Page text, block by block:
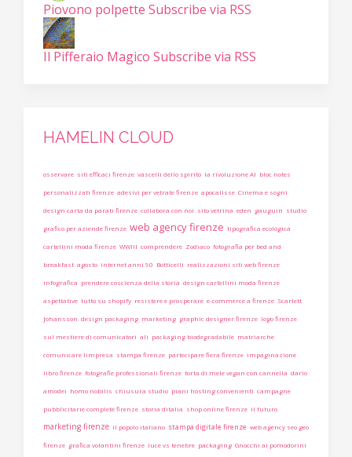
Piovono polpette Subscribe via RSS
Il Pifferaio Magico Subscribe via RSS
HAMELIN CLOUD
osservare siti efficaci firenze vascelli dello spirito la rivoluzione AI bloc notes
personalizzati firenze adesivi per vetrate firenze apocalisse Cinema e sogni
design carta da parati firenze collabora con noi sito vetrina eden gauguin studio
grafico per aziende firenze web agency firenze tipografica ecologica
cartellini moda firenze WWIII comprendere Zodiaco fotografia per bed and
breakfast agosto internet anni 90 Botticelli realizzazioni siti web firenze
infografica prendere coscienza della storia design cartellini moda firenze
aspettative tutto su shopify resistere e prosperare e-commerce a firenze Scarlett
Johansson design packaging marketing graphic designer firenze logo firenze
sul mestiere di comunicatori ali packaging biodegradabile matriarche
comunicare limpresa stampa firenze partecipare fiera firenze impaginazione
libro firenze fotografie professionali firenze torta di mele vegan con cannella dario
amodei homo nobilis chiusura studio piani hosting convenienti campagne
pubblicitarie complete firenze storia ditalia shop online firenze il futuro
marketing firenze il popolo italiano stampa digitale firenze web agency seo geo
firenze grafica volantini firenze luce vs tenebre packaging Gnocchi ai pomodorini